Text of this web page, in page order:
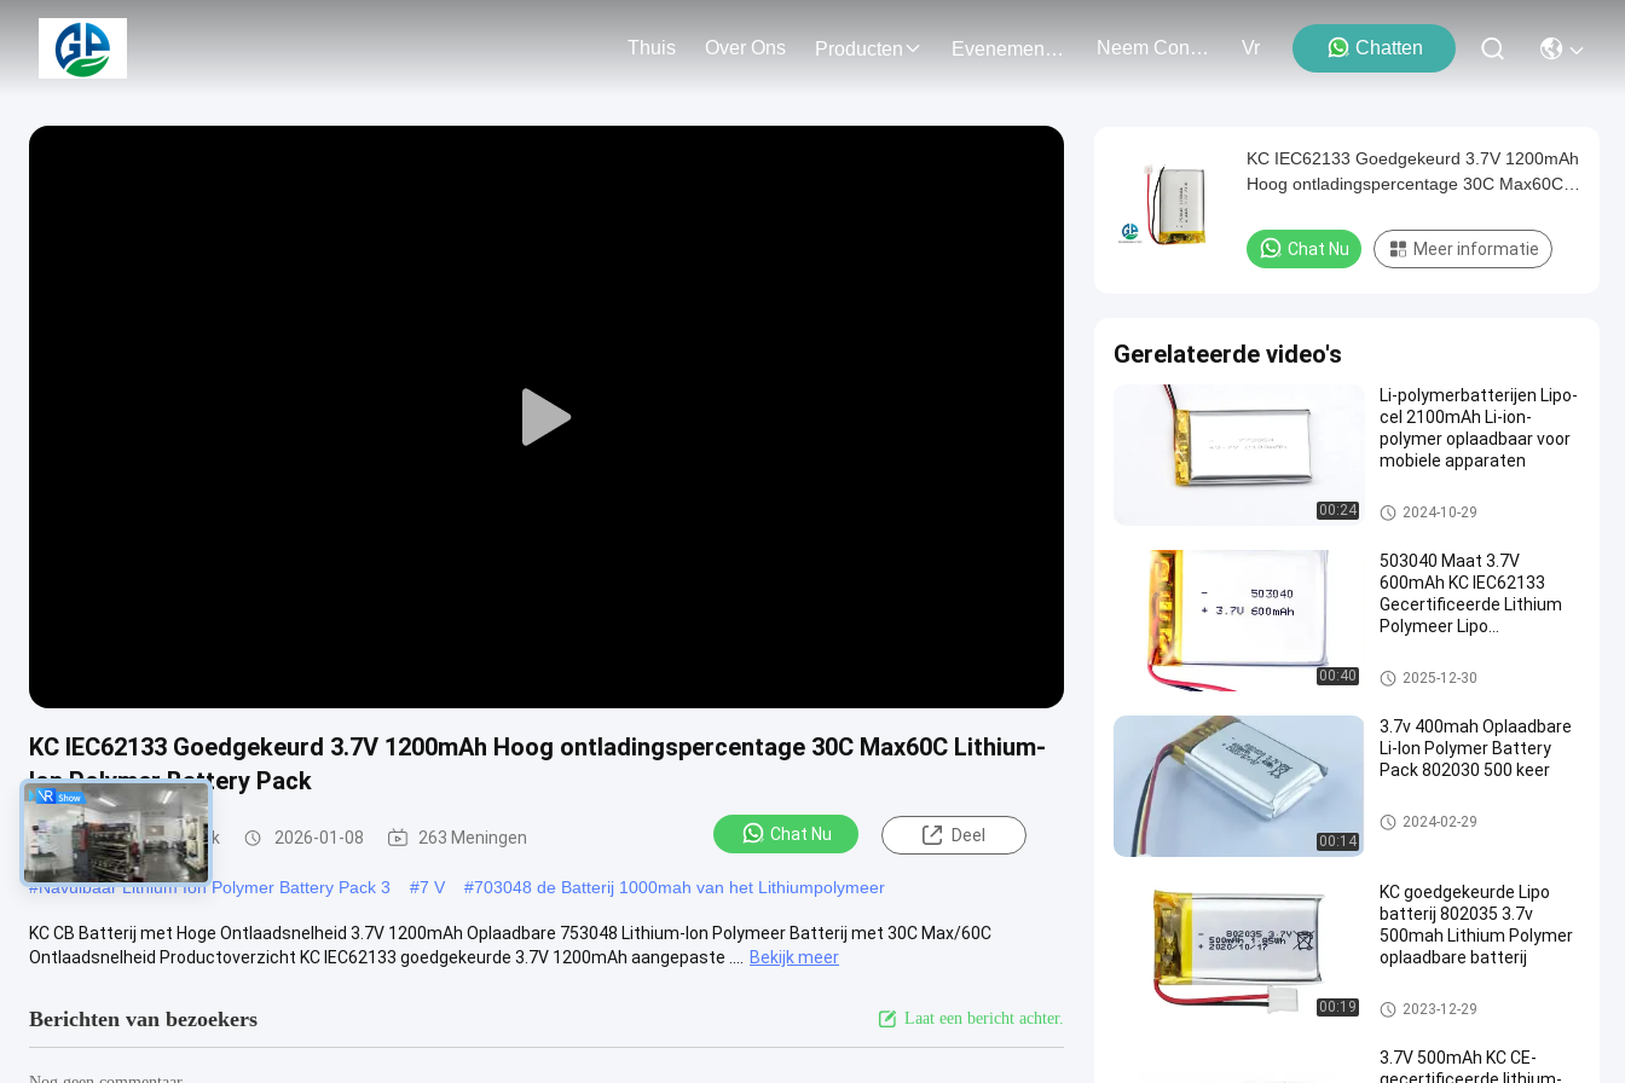
Thuis Over Ons Producten Evenementen Neem Contact Met Ons Op Vr Chatten
Play
KC IEC62133 Goedgekeurd 3.7V 1200mAh Hoog ontladingspercentage 30C Max60C Lithium-
Ion Polymer Battery Pack
Navulbaar Batterijpak 2026-01-08 263 Meningen Chat Nu Deel
#Navulbaar Lithium Ion Polymer Battery Pack 3 #7 V #703048 de Batterij 1000mah van het Lithiumpolymeer
KC CB Batterij met Hoge Ontlaadsnelheid 3.7V 1200mAh Oplaadbare 753048 Lithium-Ion Polymeer Batterij met 30C Max/60C
Ontlaadsnelheid Productoverzicht KC IEC62133 goedgekeurde 3.7V 1200mAh aangepaste ....
Bekijk meer
Berichten van bezoekers Laat een bericht achter.
KC IEC62133 Goedgekeurd 3.7V 1200mAh
Hoog ontladingspercentage 30C Max60C
Chat Nu Meer informatie
Gerelateerde video's
00:24
Li-polymerbatterijen Lipo-
cel 2100mAh Li-ion-
polymer oplaadbaar voor
mobiele apparaten
De Batterijpak van het lithiump
olymeer
2024-10-29
00:40
503040 Maat 3.7V
600mAh KC IEC62133
Gecertificeerde Lithium
Polymeer Lipo
Navulbaar Batterijpak
2025-12-30
00:14
3.7v 400mah Oplaadbare
Li-Ion Polymer Battery
Pack 802030 500 keer
De Batterijpak van het lithiump
olymeer
2024-02-29
00:19
KC goedgekeurde Lipo
batterij 802035 3.7v
500mah Lithium Polymer
oplaadbare batterij
De Batterijpak van het lithiump
olymeer
2023-12-29
3.7V 500mAh KC CE-